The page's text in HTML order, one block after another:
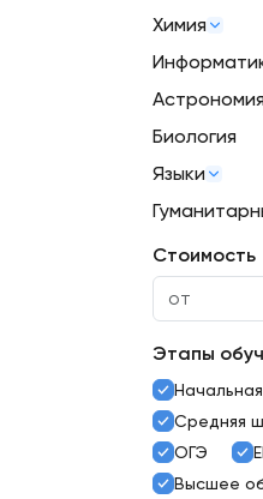
Химия
Астрономия
Биология
Языки
Стоимость
Этапы
Средняя
ОГЭ
Высшее